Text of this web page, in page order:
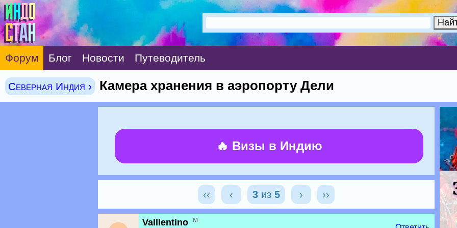
Форум Блог Новости Путеводитель
Северная Индия › Камера хранения в аэропорту Дели
🔥 Визы в Индию
‹‹ ‹ 3 из 5 › ››
Valllentino м